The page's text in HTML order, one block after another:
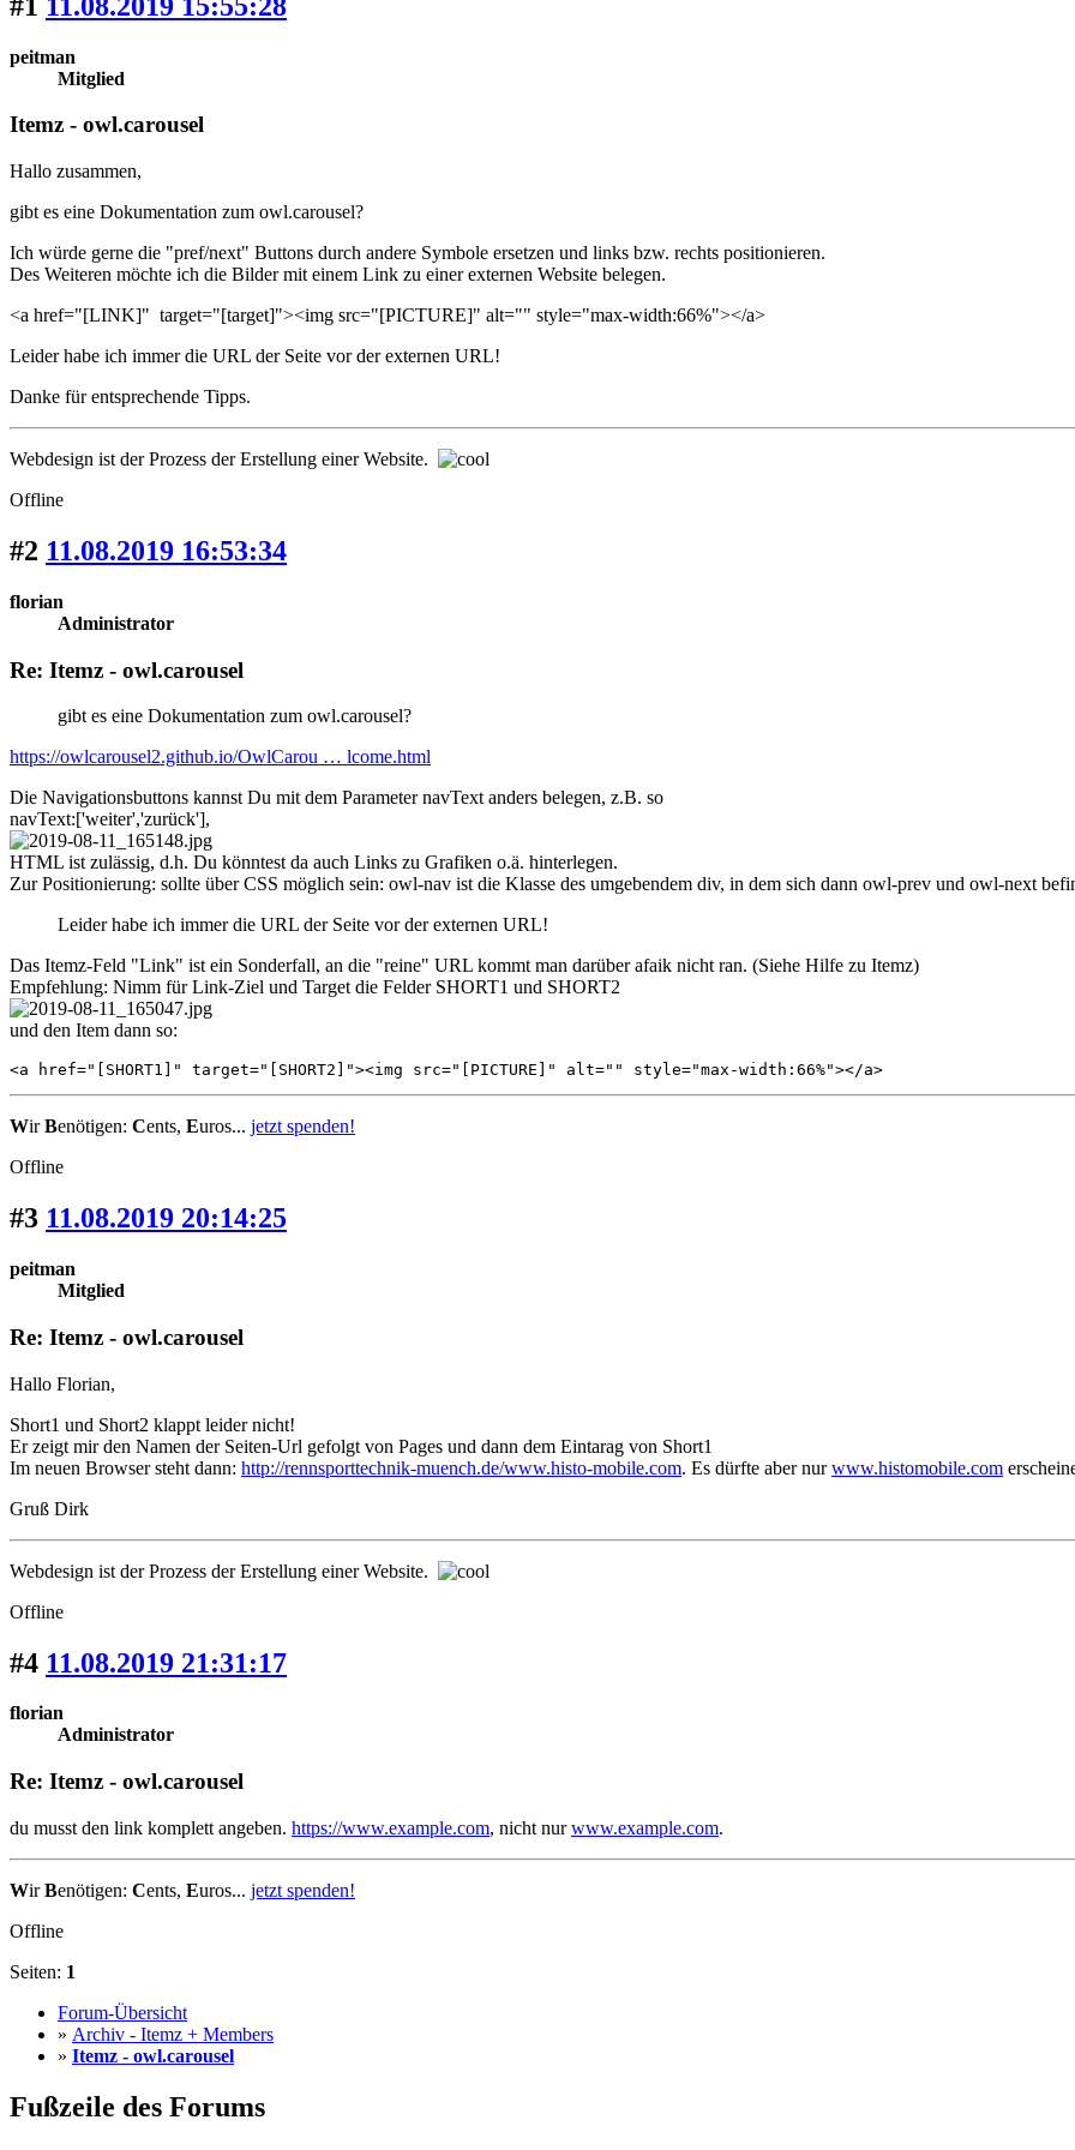
peitman
Mitglied
Itemz - owl.carousel
Hallo zusammen,
gibt es eine Dokumentation zum owl.carousel?
Ich würde gerne die "pref/next" Buttons durch andere Symbole ersetzen und links bzw. rechts positionieren.
Des Weiteren möchte ich die Bilder mit einem Link zu einer externen Website belegen.
<a href="[LINK]" target="[target]"><img src="[PICTURE]" alt="" style="max-width:66%"></a>
Leider habe ich immer die URL der Seite vor der externen URL!
Danke für entsprechende Tipps.
Webdesign ist der Prozess der Erstellung einer Website.
Offline
#2 11.08.2019 16:53:34
florian
Administrator
Re: Itemz - owl.carousel
gibt es eine Dokumentation zum owl.carousel?
https://owlcarousel2.github.io/OwlCarou … lcome.html
Die Navigationsbuttons kannst Du mit dem Parameter navText anders belegen, z.B. so
navText:['weiter','zurück'],
HTML ist zulässig, d.h. Du könntest da auch Links zu Grafiken o.ä. hinterlegen.
Zur Positionierung: sollte über CSS möglich sein: owl-nav ist die Klasse des umgebendem div, in dem sich dann owl-prev und owl-next
Leider habe ich immer die URL der Seite vor der externen URL!
Das Itemz-Feld "Link" ist ein Sonderfall, an die "reine" URL kommt man darüber afaik nicht ran. (Siehe Hilfe zu Itemz)
Empfehlung: Nimm für Link-Ziel und Target die Felder SHORT1 und SHORT2
und den Item dann so:
<a href="[SHORT1]" target="[SHORT2]"><img src="[PICTURE]" alt="" style="max-width:66%"></a>
WirBenötigen: Cents, Euros... jetzt spenden!
Offline
#3 11.08.2019 20:14:25
peitman
Mitglied
Re: Itemz - owl.carousel
Hallo Florian,
Short1 und Short2 klappt leider nicht!
Er zeigt mir den Namen der Seiten-Url gefolgt von Pages und dann dem Eintarag von Short1
Im neuen Browser steht dann: http://rennsporttechnik-muench.de/www.histo-mobile.com. Es dürfte aber nurwww.histomobile.com
Gruß Dirk
Webdesign ist der Prozess der Erstellung einer Website.
Offline
#4 11.08.2019 21:31:17
florian
Administrator
Re: Itemz - owl.carousel
du musst den link komplett angeben. https://www.example.com, nicht nurwww.example.com.
WirBenötigen: Cents, Euros... jetzt spenden!
Offline
Seiten: 1
Forum-Übersicht
» Archiv - Itemz + Members
» Itemz - owl.carousel
Fußzeile des Forums